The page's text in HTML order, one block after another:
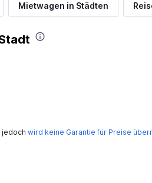
Mietwagen in Städten
jedoch wird keine Garantie für Preise